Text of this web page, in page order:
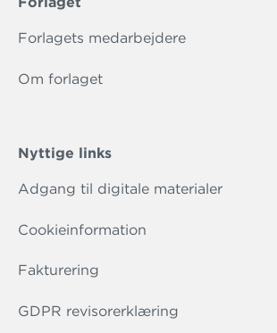
Forlagets medarbejdere
Om forlaget
Nyttige links
Adgang til digitale materialer
Cookieinformation
Fakturering
GDPR revisorerklæring